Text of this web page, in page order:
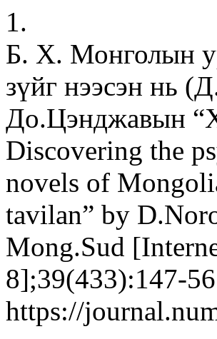
1.
Б. Х. Монголын
зүйг нээсэн нь
До.Цэнджавын
Discovering the
novels of
tavilan” by
Mong.Sud
8];39(433):147-
https://